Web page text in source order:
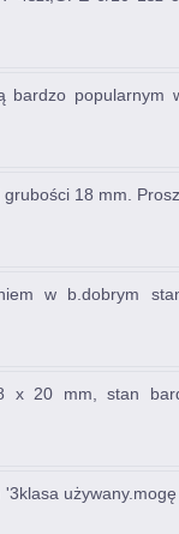
bardzo popularnym
18 mm.
w b.dobrym
20 mm, stan